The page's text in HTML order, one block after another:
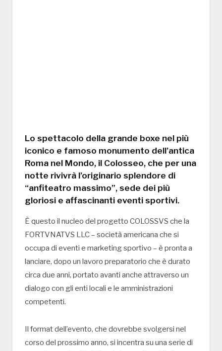
Lo spettacolo della grande boxe nel più
iconico e famoso monumento dell’antica
Roma nel Mondo, il Colosseo, che per una
notte rivivrà l’originario splendore di
“anfiteatro massimo”, sede dei più
gloriosi e affascinanti eventi sportivi.
È questo il nucleo del progetto COLOSSVS che la
FORTVNATVS LLC – società americana che si
occupa di eventi e marketing sportivo – è pronta a
lanciare, dopo un lavoro preparatorio che è durato
circa due anni, portato avanti anche attraverso un
dialogo con gli enti locali e le amministrazioni
competenti.
Il format dell’evento, che dovrebbe svolgersi nel
corso del prossimo anno, si incentra su una serie di